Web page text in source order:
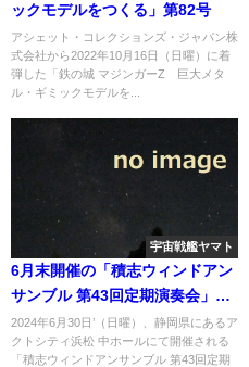
ックモデルをつくる」第82号
アシェット・コレクションズ・ジャパン株
式会社から2022年10月16日（日曜）に着
弾した「鉄の城 マジンガーZ 巨大メタ
ル・ギミックモデルを...
宇宙戦艦ヤマト
6月末開催の「積志ウィンドアン
サンブル 第43回定期演奏会」に
て、組曲「宇宙戦艦ヤマト」が
演奏へ
2024年6月30日’（日曜）、静岡県にあるア
クトシティ浜松 中ホールにて開催される
「積志ウィンドアンサンブル 第43回定期